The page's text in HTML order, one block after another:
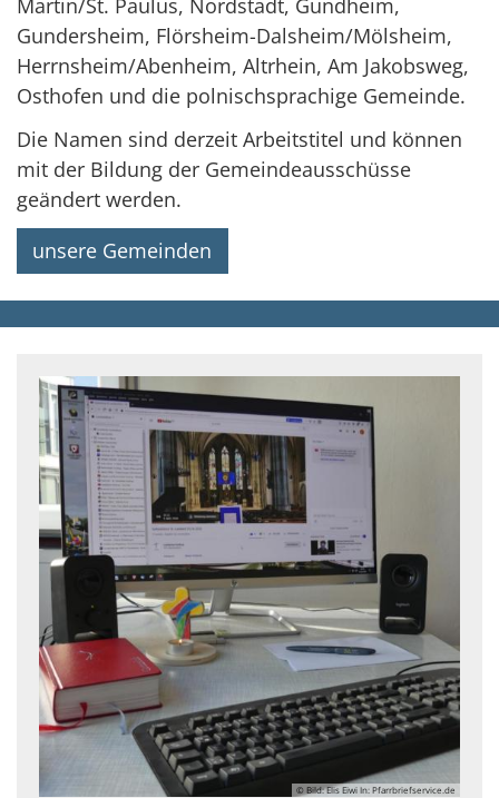
Gundersheim, Flörsheim-Dalsheim/Mölsheim,
Herrnsheim/Abenheim, Altrhein, Am Jakobsweg,
Osthofen und die polnischsprachige Gemeinde.
Die Namen sind derzeit Arbeitstitel und können
mit der Bildung der Gemeindeausschüsse
geändert werden.
unsere Gemeinden
© Bild: Elis Eiwi In: Pfarrbriefservice.de